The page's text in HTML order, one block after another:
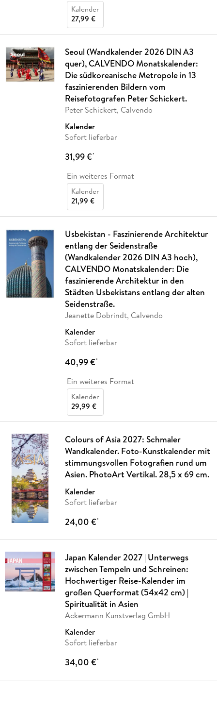
Kalender
27,99 €
Seoul (Wandkalender 2026 DIN A3
quer), CALVENDO Monatskalender:
Die südkoreanische Metropole in 13
faszinierenden Bildern vom
Reisefotografen Peter Schickert.
Peter Schickert, Calvendo
Kalender
Sofort lieferbar
31,99 €*
Ein weiteres Format
Kalender
21,99 €
Usbekistan - Faszinierende Architektur
entlang der Seidenstraße
(Wandkalender 2026 DIN A3 hoch),
CALVENDO Monatskalender: Die
faszinierende Architektur in den
Städten Usbekistans entlang der alten
Seidenstraße.
Jeanette Dobrindt, Calvendo
Kalender
Sofort lieferbar
40,99 €*
Ein weiteres Format
Kalender
29,99 €
Colours of Asia 2027: Schmaler
Wandkalender. Foto-Kunstkalender mit
stimmungsvollen Fotografien rund um
Asien. PhotoArt Vertikal. 28,5 x 69 cm.
Kalender
Sofort lieferbar
24,00 €*
Japan Kalender 2027 | Unterwegs
zwischen Tempeln und Schreinen:
Hochwertiger Reise-Kalender im
großen Querformat (54x42 cm) |
Spiritualität in Asien
Ackermann Kunstverlag GmbH
Kalender
Sofort lieferbar
34,00 €*